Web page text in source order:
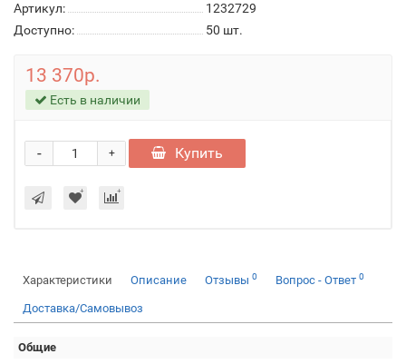
Артикул:
1232729
Доступно:
50 шт.
13 370р.
Есть в наличии
+
- Купить
Характеристики Описание Отзывы 0 Вопрос - Ответ 0
Доставка/Самовывоз
Общие